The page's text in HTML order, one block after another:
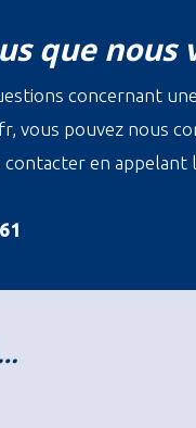
que nous
concernant
vous pouvez nous
contacter en appelant